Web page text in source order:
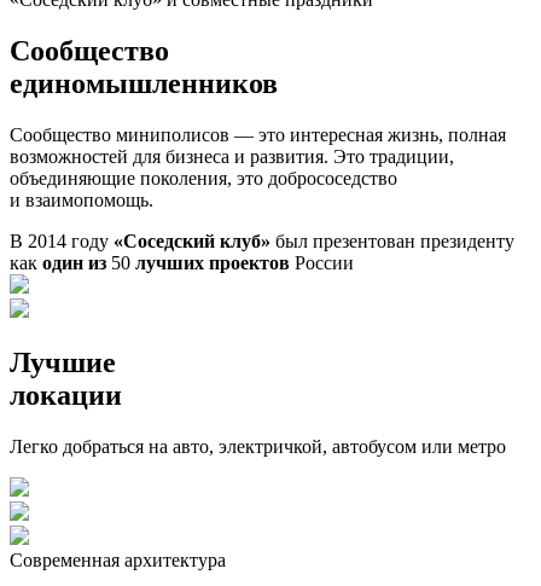
Сообщество
единомышленников
Сообщество миниполисов — это интересная жизнь, полная
возможностей для бизнеса и развития. Это традиции,
объединяющие поколения, это добрососедство
и взаимопомощь.
В 2014 году «Соседский клуб» был презентован президенту
как один из 50 лучших проектов России
Лучшие
локации
Легко добраться на авто, электричкой, автобусом или метро
Современная архитектура